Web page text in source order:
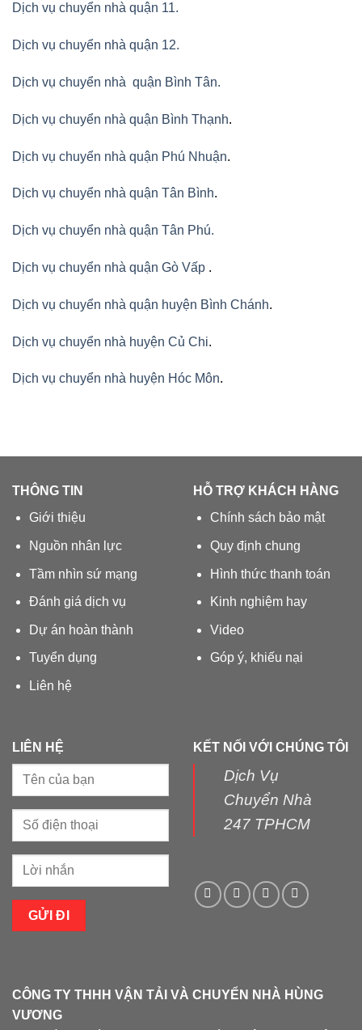
Dịch vụ chuyển nhà quận 11.
Dịch vụ chuyển nhà quận 12.
Dịch vụ chuyển nhà quận Bình Tân.
Dịch vụ chuyển nhà quận Bình Thạnh.
Dịch vụ chuyển nhà quận Phú Nhuận.
Dịch vụ chuyển nhà quận Tân Bình.
Dịch vụ chuyển nhà quận Tân Phú.
Dịch vụ chuyển nhà quận Gò Vấp .
Dịch vụ chuyển nhà quận huyện Bình Chánh.
Dịch vụ chuyển nhà huyện Củ Chi.
Dịch vụ chuyển nhà huyện Hóc Môn.
THÔNG TIN
Giới thiệu
Nguồn nhân lực
Tầm nhìn sứ mạng
Đánh giá dịch vụ
Dự án hoàn thành
Tuyển dụng
Liên hệ
HỖ TRỢ KHÁCH HÀNG
Chính sách bảo mật
Quy định chung
Hình thức thanh toán
Kinh nghiệm hay
Video
Góp ý, khiếu nại
LIÊN HỆ KẾT NỐI VỚI CHÚNG TÔI
Dịch Vụ
Chuyển Nhà
247 TPHCM
CÔNG TY THHH VẬN TẢI VÀ CHUYỂN NHÀ HÙNG
VƯƠNG